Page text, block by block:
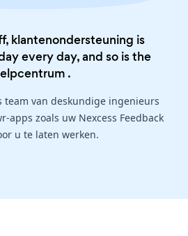
klantenondersteuning is
every day, and so is the
.
team van deskundige ingenieurs
apps zoals uw Nexcess Feedback
u te laten werken.